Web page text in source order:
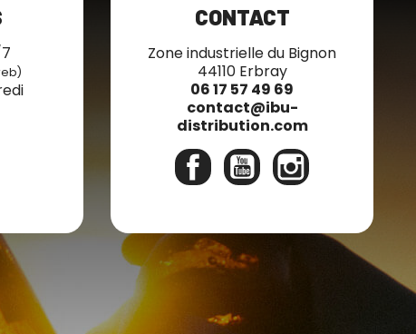
CONTACT
Zone industrielle du Bignon
44110 Erbray
06 17 57 49 69
contact@ibu-
distribution.com
Facebook YouTube